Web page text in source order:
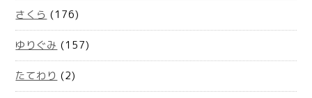
さくら (176)
ゆりぐみ (157)
たてわり (2)